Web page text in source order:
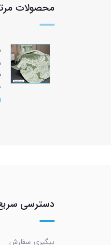
محصولات
دسترسی
پیگیری سفارش